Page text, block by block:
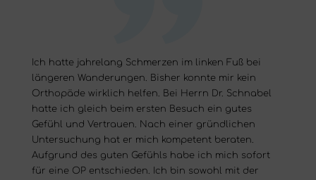
Ich hatte jahrelang Schmerzen im linken Fuß bei
längeren Wanderungen. Bisher konnte mir kein
Orthopäde wirklich helfen. Bei Herrn Dr. Schnabel
hatte ich gleich beim ersten Besuch ein gutes
Gefühl und Vertrauen. Nach einer gründlichen
Untersuchung hat er mich kompetent beraten.
Aufgrund des guten Gefühls habe ich mich sofort
für eine OP entschieden. Ich bin sowohl mit der